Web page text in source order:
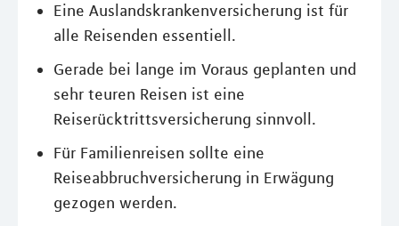
Eine Auslandskrankenversicherung ist für
alle Reisenden essentiell.
Gerade bei lange im Voraus geplanten und
sehr teuren Reisen ist eine
Reiserücktrittsversicherung sinnvoll.
Für Familienreisen sollte eine
Reiseabbruchversicherung in Erwägung
gezogen werden.